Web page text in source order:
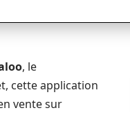
, le
cette application
vente sur